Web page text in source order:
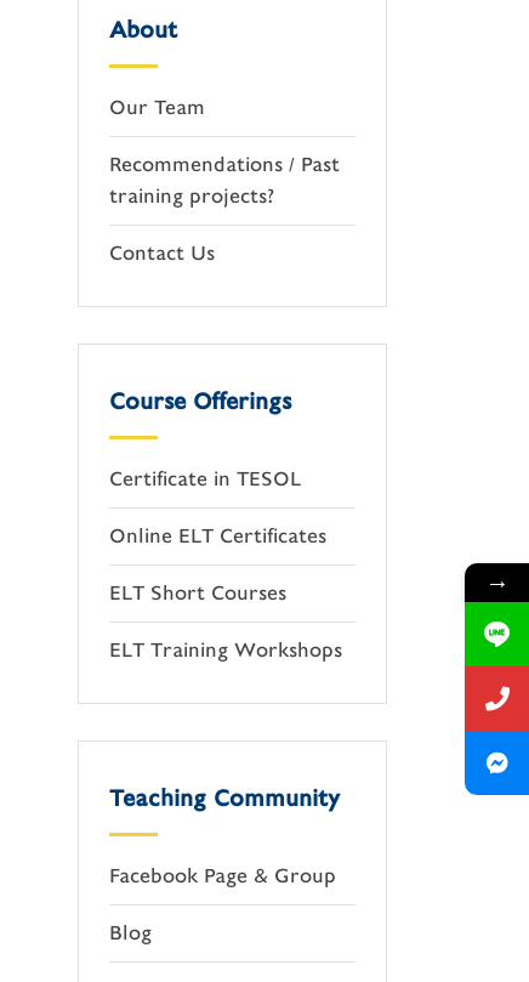
About
Our Team
Recommendations / Past
training projects?
Contact Us
Course Offerings
Certificate in TESOL
Online ELT Certificates
ELT Short Courses
ELT Training Workshops
Teaching Community
Facebook Page & Group
Blog
→